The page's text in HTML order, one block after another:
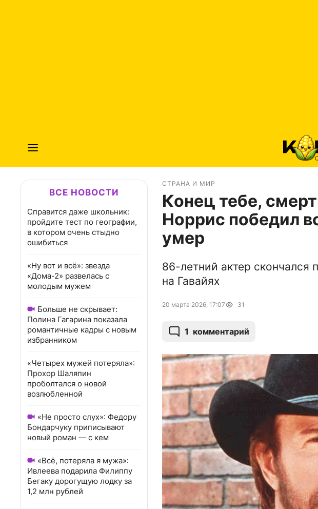
ВСЕ НОВОСТИ
Справится даже школьник:
пройдите тест по географии,
в котором очень стыдно
ошибиться
«Ну вот и всё»: звезда
«Дома-2» развелась с
молодым мужем
Больше не скрывает:
Полина Гагарина показала
романтичные кадры с новым
избранником
«Четырех мужей потеряла»:
Прохор Шаляпин
проболтался о новой
возлюбленной
«Не просто слух»: Федору
Бондарчуку приписывают
новый роман — с кем
«Всё, потеряла я мужа»:
Ивлеева подарила Филиппу
Бегаку дорогущую лодку за
1,2 млн рублей
СТРАНА И МИР
Конец тебе,
Норрис победил
умер
86-летний актер скончался
на Гавайях
20 марта 2026, 17:07 31
1 комментарий